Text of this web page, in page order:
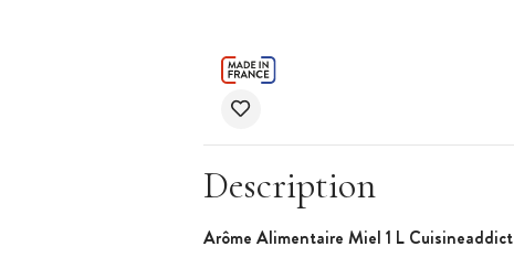
Description
Arôme Alimentaire Miel 1 L Cuisineaddict